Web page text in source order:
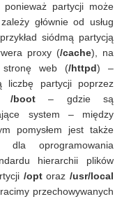
ponieważ partycji może
głównie od usług
siódmą partycją
proxy (/cache), na
web (/httpd) –
liczbę partycji poprzez
/boot – gdzie są
system – między
pomysłem jest także
dla oprogramowania
hierarchii plików
/optoraz/usr/local
przechowywanych